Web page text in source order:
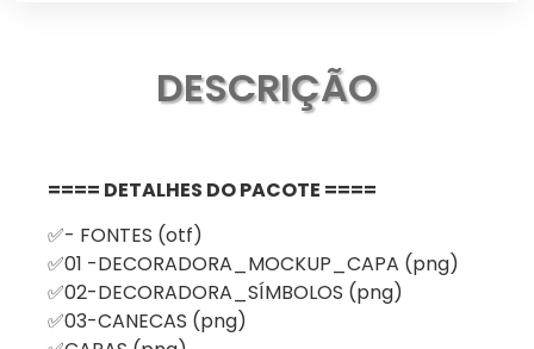
DESCRIÇÃO
==== DETALHES DO PACOTE ====
✅- FONTES (otf)
✅01 -DECORADORA_MOCKUP_CAPA (png)
✅02-DECORADORA_SÍMBOLOS (png)
✅03-CANECAS (png)